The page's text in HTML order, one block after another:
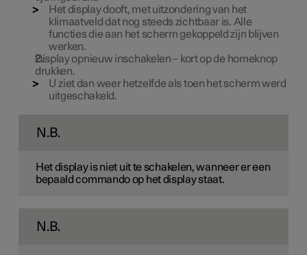
Het display dooft, met uitzondering van het
klimaatveld dat nog steeds zichtbaar is. Alle
functies die aan het scherm gekoppeld zijn blijven
werken.
Display opnieuw inschakelen – kort op de homeknop
drukken.
U ziet dan weer hetzelfde als toen het scherm werd
uitgeschakeld.
N.B.
Het display is niet uit te schakelen, wanneer er een
bepaald commando op het display staat.
N.B.